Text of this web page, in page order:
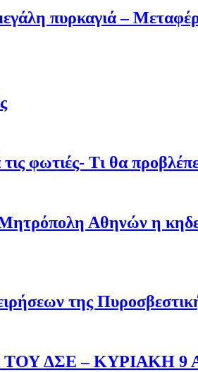
πυρκαγιά –
φωτιές- Τι θα
Αθηνών η
της
ΔΣΕ – ΚΥΡΙΑΚΗ 9